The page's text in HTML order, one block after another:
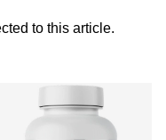
to this article.